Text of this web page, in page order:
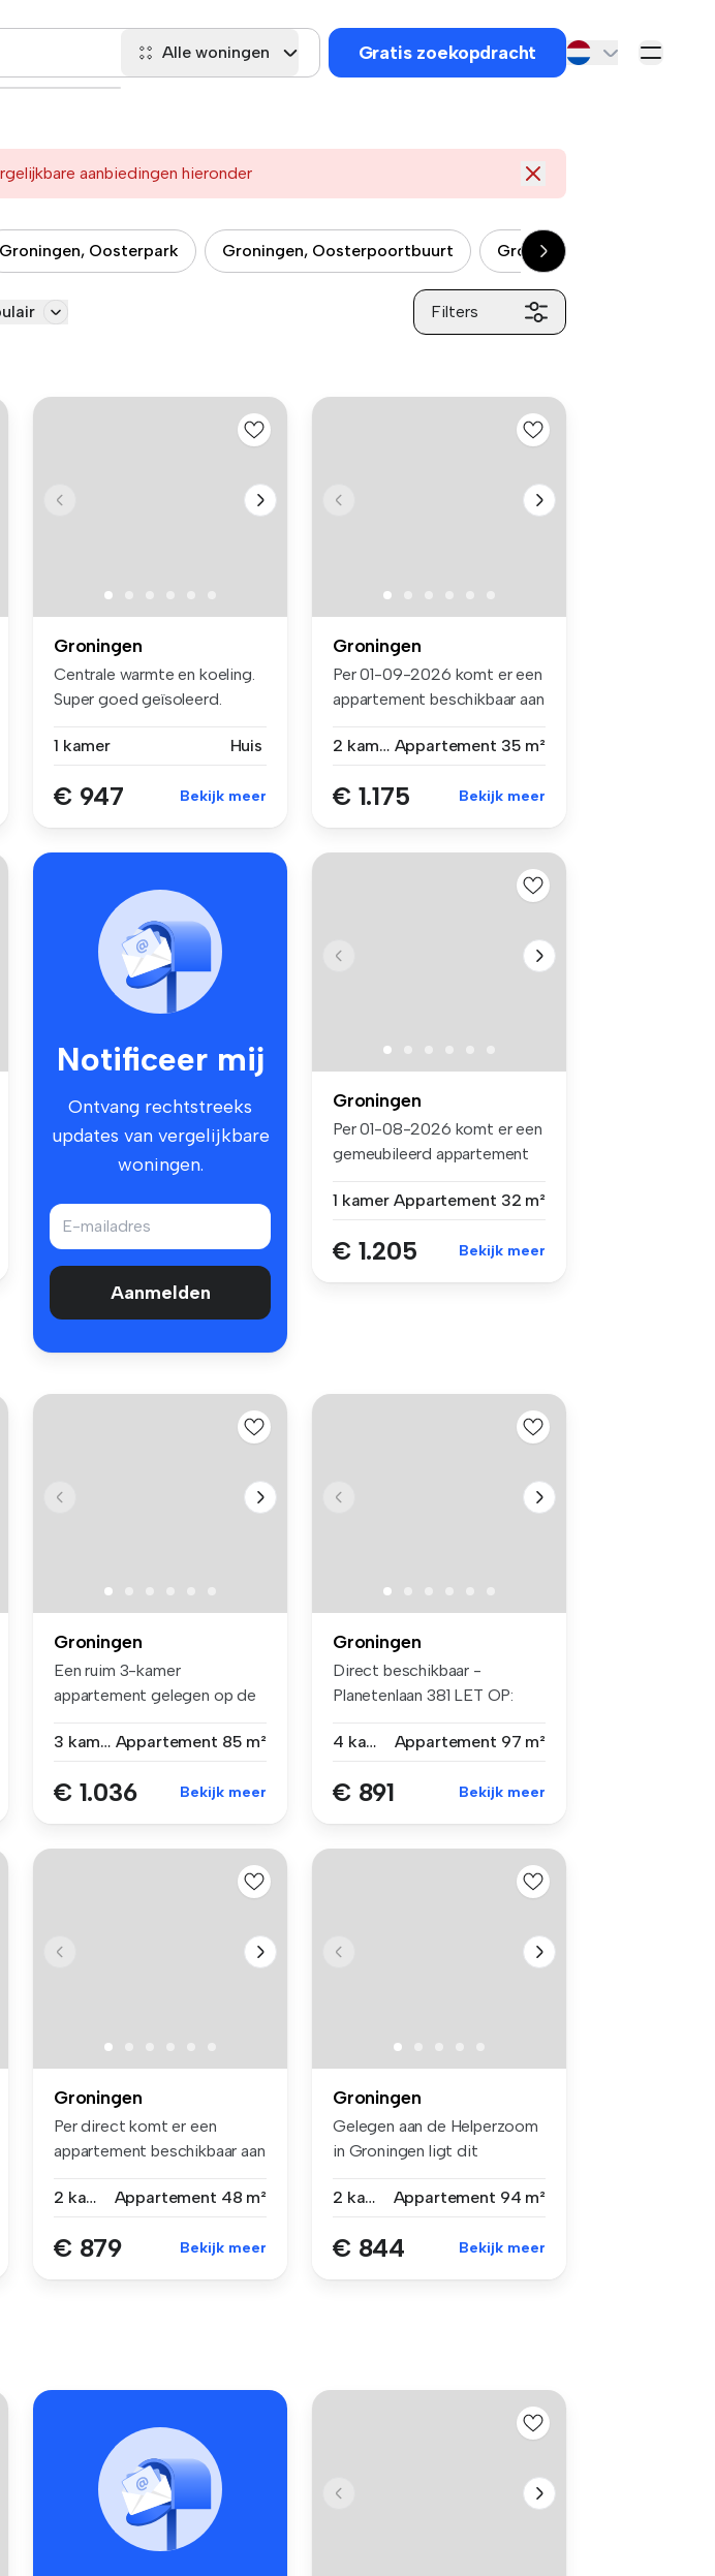
Alle woningen Gratis zoekopdracht
aanbiedingen hieronder
Groningen, Oosterpark Groningen, Oosterpoortbuurt Groningen, Helpman
Filters
Groningen
Centrale warmte en koeling.
Super goed geïsoleerd.
1 kamer
Huis
€ 947 Bekijk meer
Groningen
Per 01-09-2026 komt er een
appartement beschikbaar aan
2 kamers Appartement 35 m²
€ 1.175 Bekijk meer
Notificeer mij
Ontvang rechtstreeks
updates van vergelijkbare
woningen.
Aanmelden
Groningen
Per 01-08-2026 komt er een
gemeubileerd appartement
1 kamer Appartement 32 m²
€ 1.205 Bekijk meer
Groningen
Een ruim 3-kamer
appartement gelegen op de
3 kamers Appartement 85 m²
€ 1.036 Bekijk meer
Groningen
Direct beschikbaar -
Planetenlaan 381 LET OP:
4 kamers
Appartement 97 m²
€ 891 Bekijk meer
Groningen
Per direct komt er een
appartement beschikbaar aan
2 kamers
Appartement 48 m²
€ 879 Bekijk meer
Groningen
Gelegen aan de Helperzoom
in Groningen ligt dit
2 kamers
Appartement 94 m²
€ 844 Bekijk meer